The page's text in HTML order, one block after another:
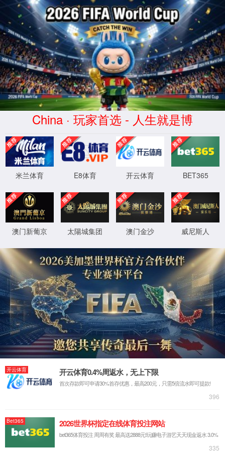
404
页面没有找到
返回首页